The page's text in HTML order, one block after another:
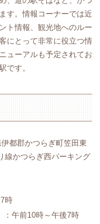
す。情報コーナーでは近
ト情報、観光地へのルー
にとって非常に役立つ情
ューアルも予定されてお
です。
都郡かつらぎ町笠田東
線かつらぎ西パーキング
時
：午前10時～午後7時